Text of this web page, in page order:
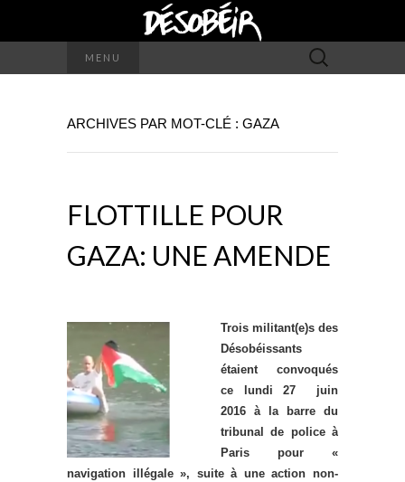
MENU Rechercher :
ARCHIVES PAR MOT-CLÉ : GAZA
FLOTTILLE POUR
GAZA: UNE AMENDE
Trois militant(e)s des
Désobéissants
étaient convoqués
ce lundi 27 juin
2016 à la barre du
tribunal de police à
Paris pour «
navigation illégale », suite à une action non-